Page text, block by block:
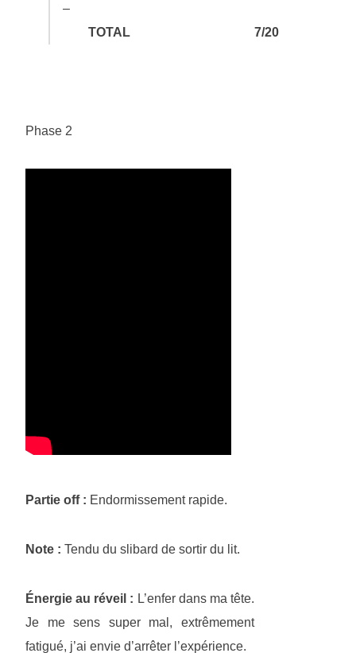
–
TOTAL
7/20
Phase 2
Partie off : Endormissement rapide.
Note : Tendu du slibard de sortir du lit.
Énergie au réveil : L’enfer dans ma tête.
Je me sens super mal, extrêmement
fatigué, j’ai envie d’arrêter l’expérience.